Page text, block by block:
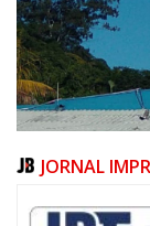
JORNAL